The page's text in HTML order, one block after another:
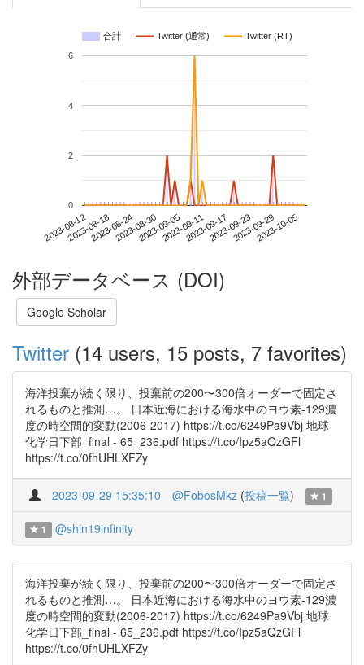
合計 Twitter (通常) Twitter (RT)
2023-08-122023-08-182023-08-242023-08-302023-09-052023-09-112023-09-172023-09-232023-09-292023-10-05
0
2
4
6
外部データベース (DOI)
Google Scholar
Twitter (14 users, 15 posts, 7 favorites)
海洋投棄が続く限り、投棄前の200〜300倍オーダーで固定さ
れるものと推測…。 日本近海における海水中のヨウ素-129濃
度の時空間的変動(2006-2017) https://t.co/6249Pa9Vbj 地球
化学日下部_final - 65_236.pdf https://t.co/Ipz5aQzGFl
https://t.co/0fhUHLXFZy
2023-09-29 15:35:10 @FobosMkz (投稿一覧) 1
1 @shin19infinity
海洋投棄が続く限り、投棄前の200〜300倍オーダーで固定さ
れるものと推測…。 日本近海における海水中のヨウ素-129濃
度の時空間的変動(2006-2017) https://t.co/6249Pa9Vbj 地球
化学日下部_final - 65_236.pdf https://t.co/Ipz5aQzGFl
https://t.co/0fhUHLXFZy